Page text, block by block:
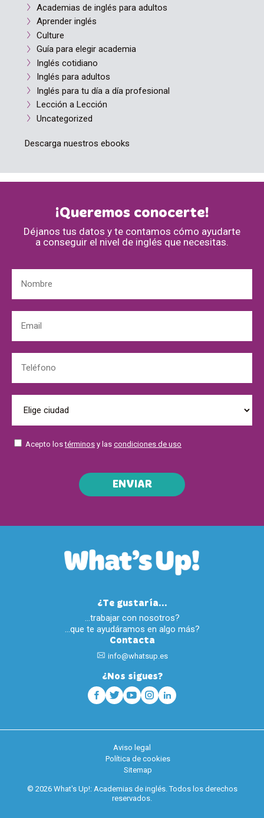
Academias de inglés para adultos
Aprender inglés
Culture
Guía para elegir academia
Inglés cotidiano
Inglés para adultos
Inglés para tu día a día profesional
Lección a Lección
Uncategorized
Descarga nuestros ebooks
¡Queremos conocerte!
Déjanos tus datos y te contamos cómo ayudarte
a conseguir el nivel de inglés que necesitas.
Acepto lostérminos y las condiciones de uso
ENVIAR
¿Te gustaría...
…trabajar con nosotros?
…que te ayudáramos en algo más?
Contacta
info@whatsup.es
¿Nos sigues?
Aviso legal
Política de cookies
Sitemap
© 2026 What's Up!: Academias de inglés. Todos los derechos
reservados.